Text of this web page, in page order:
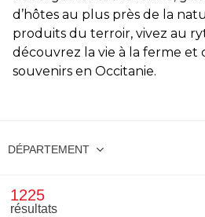
d’hôtes au plus près de la
produits du terroir, vivez au
découvrez la vie à la ferme et
souvenirs en Occitanie.
DÉPARTEMENT
1225
résultats